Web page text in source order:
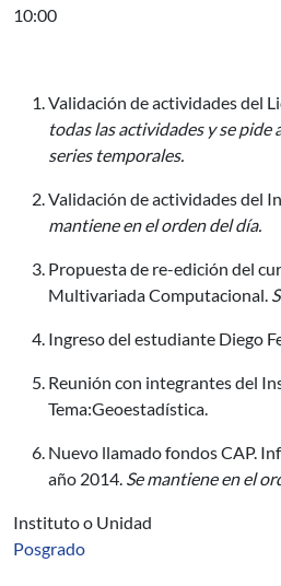
10:00
Validación de actividades del
todas las actividades y se pide
series temporales.
Validación de actividades del
mantiene en el orden del día.
Propuesta de re-edición del
Multivariada Computacional.
Ingreso del estudiante Diego
Reunión con integrantes del
Tema:Geoestadística.
Nuevo llamado fondos CAP.
año 2014. Se mantiene en el
Instituto o Unidad
Posgrado